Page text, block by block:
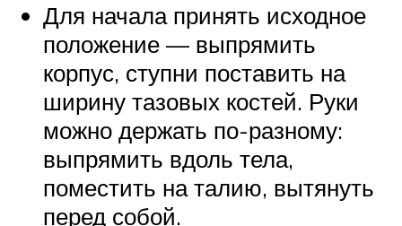
Для начала принять исходное
положение — выпрямить
корпус, ступни поставить на
ширину тазовых костей. Руки
можно держать по-разному:
выпрямить вдоль тела,
поместить на талию, вытянуть
перед собой.